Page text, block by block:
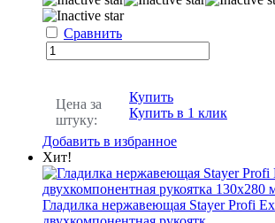
Сравнить
Цена за
штуку:
Купить
Купить в 1 клик
Добавить в избранное
Хит!
Гладилка нержавеющая Stayer Profi